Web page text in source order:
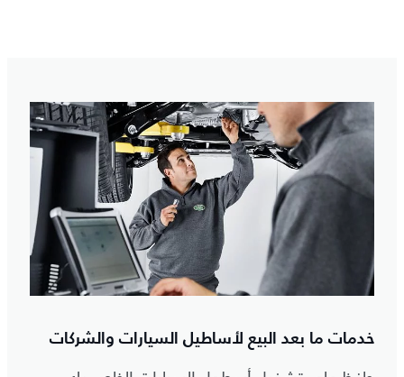
خدمات ما بعد البيع لأساطيل السيارات والشركات